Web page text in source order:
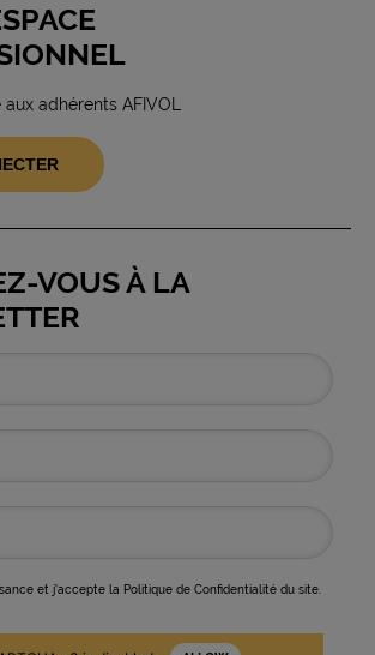
adhérents AFIVOL
VOUS À LA
et j'accepte la Politique de Confidentialité du site.